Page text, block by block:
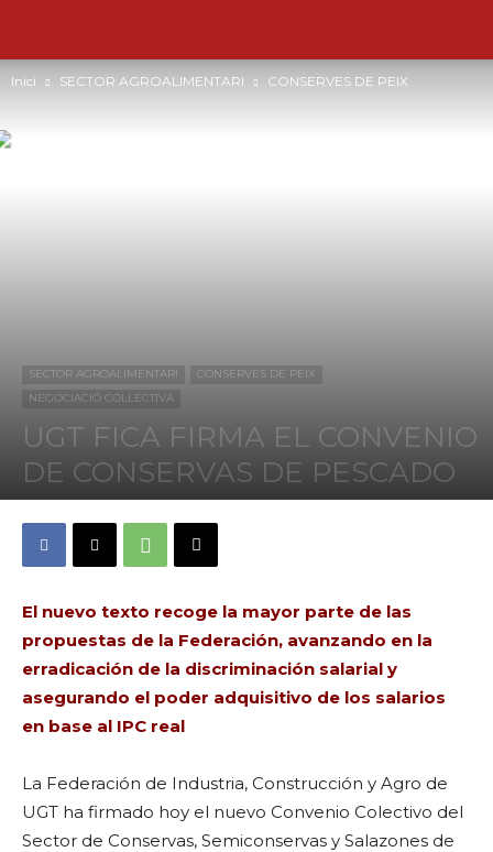
Inici SECTOR AGROALIMENTARI CONSERVES DE PEIX
SECTOR AGROALIMENTARI
CONSERVES DE PEIX
NEGOCIACIÓ COL·LECTIVA
UGT FICA FIRMA EL CONVENIO
DE CONSERVAS DE PESCADO
El nuevo texto recoge la mayor parte de las
propuestas de la Federación, avanzando en la
erradicación de la discriminación salarial y
asegurando el poder adquisitivo de los salarios
en base al IPC real
La Federación de Industria, Construcción y Agro de
UGT ha firmado hoy el nuevo Convenio Colectivo del
Sector de Conservas, Semiconservas y Salazones de